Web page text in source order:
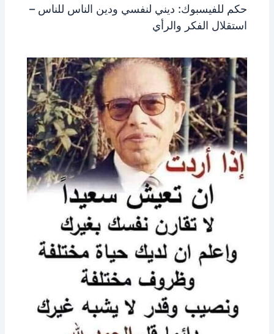
حكم للفيسبوك: ديني لنفسي ودين الناس للناس –
استقلال الفكر والرأي